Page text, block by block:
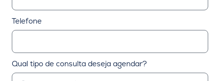
Telefone
Qual tipo de consulta deseja agendar?